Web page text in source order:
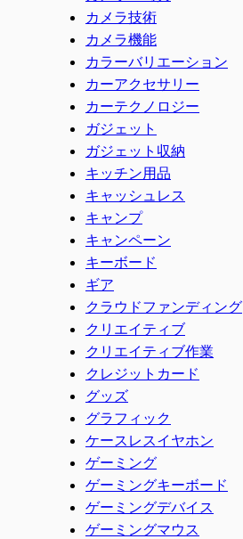
カメラ技術
カメラ機能
カラーバリエーション
カーアクセサリー
カーテクノロジー
ガジェット
ガジェット収納
キッチン用品
キャッシュレス
キャンプ
キャンペーン
キーボード
ギア
クラウドファンディング
クリエイティブ
クリエイティブ作業
クレジットカード
グッズ
グラフィック
ケースレスイヤホン
ゲーミング
ゲーミングキーボード
ゲーミングデバイス
ゲーミングマウス